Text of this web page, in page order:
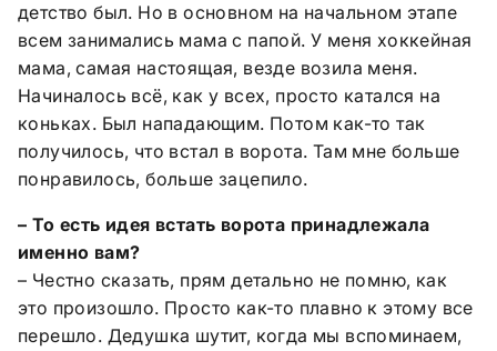
детство был. Но в основном на начальном этапе
всем занимались мама с папой. У меня хоккейная
мама, самая настоящая, везде возила меня.
Начиналось всё, как у всех, просто катался на
коньках. Был нападающим. Потом как-то так
получилось, что встал в ворота. Там мне больше
понравилось, больше зацепило.
– То есть идея встать ворота принадлежала
именно вам?
– Честно сказать, прям детально не помню, как
это произошло. Просто как-то плавно к этому все
перешло. Дедушка шутит, когда мы вспоминаем,